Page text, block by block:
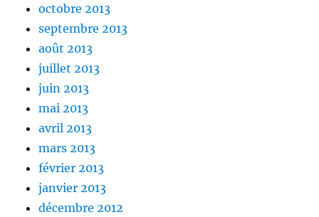
octobre 2013
septembre 2013
août 2013
juillet 2013
juin 2013
mai 2013
avril 2013
mars 2013
février 2013
janvier 2013
décembre 2012